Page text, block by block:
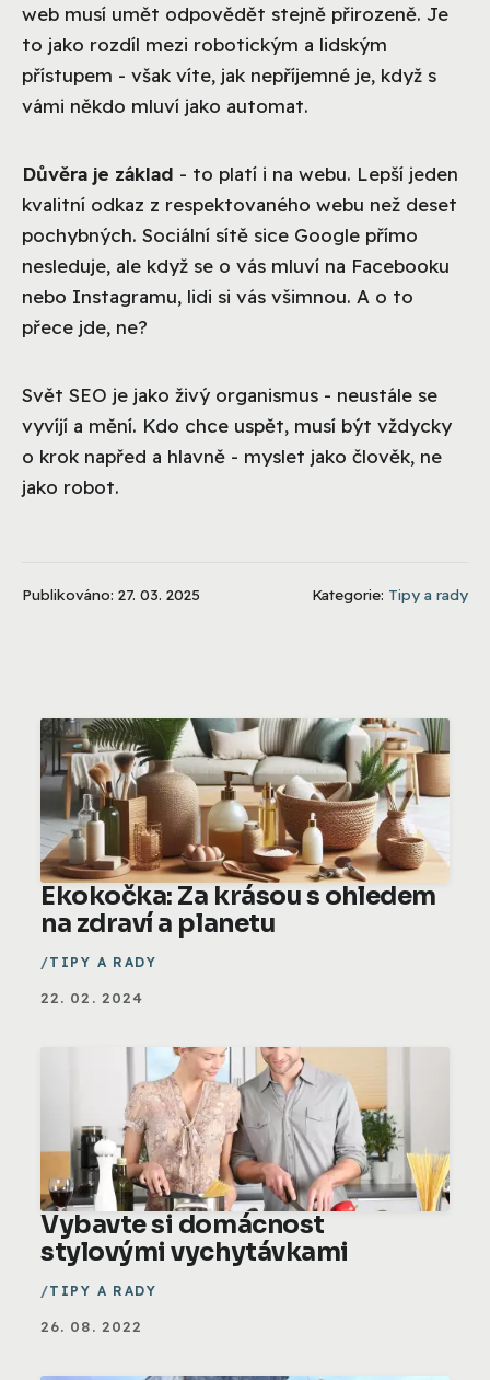
web musí umět odpovědět stejně přirozeně. Je
to jako rozdíl mezi robotickým a lidským
přístupem - však víte, jak nepříjemné je, když s
vámi někdo mluví jako automat.
Důvěra je základ - to platí i na webu. Lepší jeden
kvalitní odkaz z respektovaného webu než deset
pochybných. Sociální sítě sice Google přímo
nesleduje, ale když se o vás mluví na Facebooku
nebo Instagramu, lidi si vás všimnou. A o to
přece jde, ne?
Svět SEO je jako živý organismus - neustále se
vyvíjí a mění. Kdo chce uspět, musí být vždycky
o krok napřed a hlavně - myslet jako člověk, ne
jako robot.
Publikováno: 27. 03. 2025 Kategorie: Tipy a rady
Ekokočka: Za krásou s ohledem
na zdraví a planetu
TIPY A RADY
22. 02. 2024
Vybavte si domácnost
stylovými vychytávkami
TIPY A RADY
26. 08. 2022